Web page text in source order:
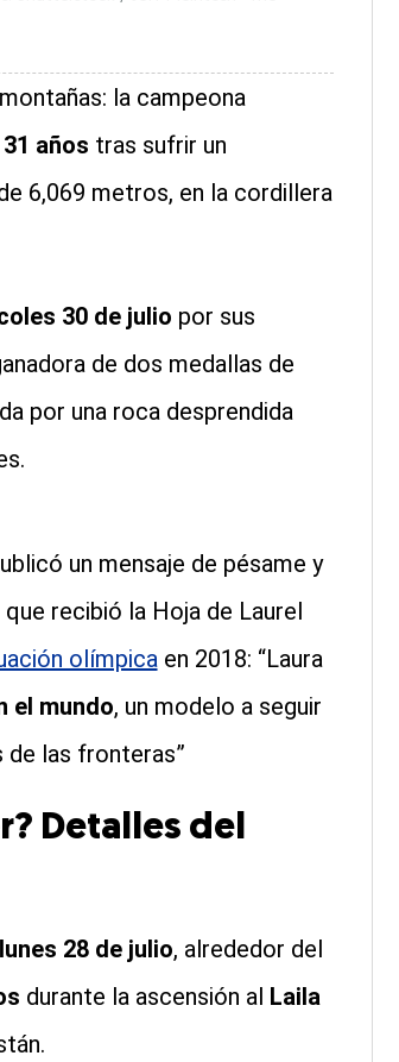
la campeona
31 años tras sufrir un
6,069 metros, en la cordillera
30 de julio por sus
de dos medallas de
por una roca desprendida
un mensaje de pésame y
recibió la Hoja de Laurel
olímpicaen 2018: “Laura
el mundo, un modelo a seguir
de las fronteras”
Detalles del
lunes 28 de julio, alrededor del
durante la ascensión al Laila